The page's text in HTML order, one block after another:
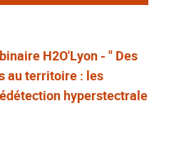
H2O'Lyon - " Des
au territoire : les
hyperstectrale